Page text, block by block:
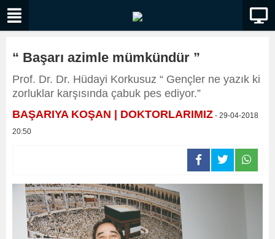
“ Başarı azimle mümkündür ”
Prof. Dr. Dr. Hüdayi Korkusuz “ Gençler ne yazık ki
zorluklar karşısında çabuk pes ediyor.”
BAŞARIYA KOŞAN | DOKTORLARIMIZ - 29-04-2018
20:50